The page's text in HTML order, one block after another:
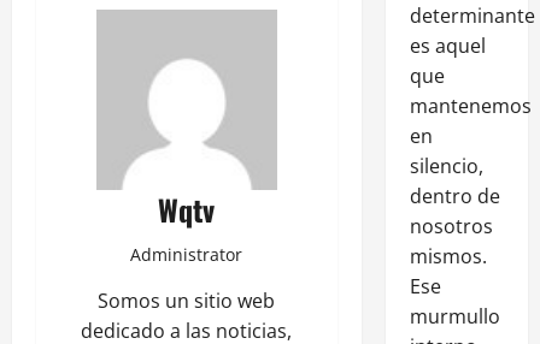
Wqtv
Administrator
Somos un sitio web
dedicado a las noticias,
determinante
es aquel
que
mantenemos
en
silencio,
dentro de
nosotros
mismos.
Ese
murmullo